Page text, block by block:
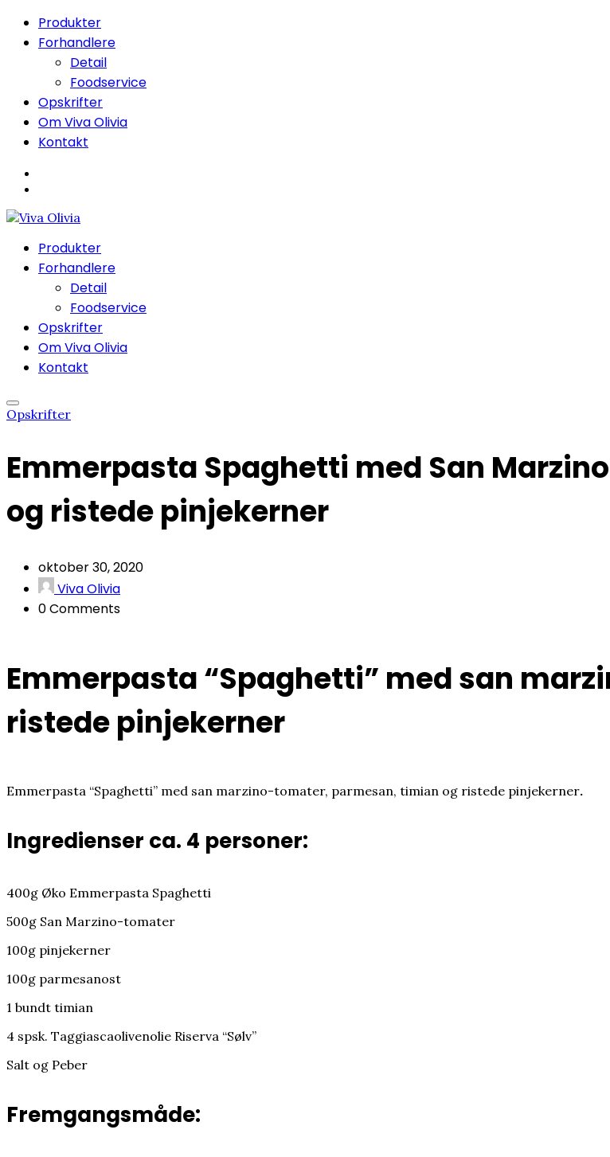
Produkter
Forhandlere
Detail
Foodservice
Opskrifter
Om Viva Olivia
Kontakt
Produkter
Forhandlere
Detail
Foodservice
Opskrifter
Om Viva Olivia
Kontakt
Opskrifter
Emmerpasta Spaghetti med San
og ristede pinjekerner
oktober 30, 2020
Viva Olivia
0 Comments
Emmerpasta “Spaghetti” med san
ristede pinjekerner
Emmerpasta “Spaghetti” med san marzino-tomater, parmesan, timian og ristede pinjekerner.
Ingredienser ca. 4 personer:
400g Øko Emmerpasta Spaghetti
500g San Marzino-tomater
100g pinjekerner
100g parmesanost
1 bundt timian
4 spsk. Taggiascaolivenolie Riserva “Sølv”
Salt og Peber
Fremgangsmåde: